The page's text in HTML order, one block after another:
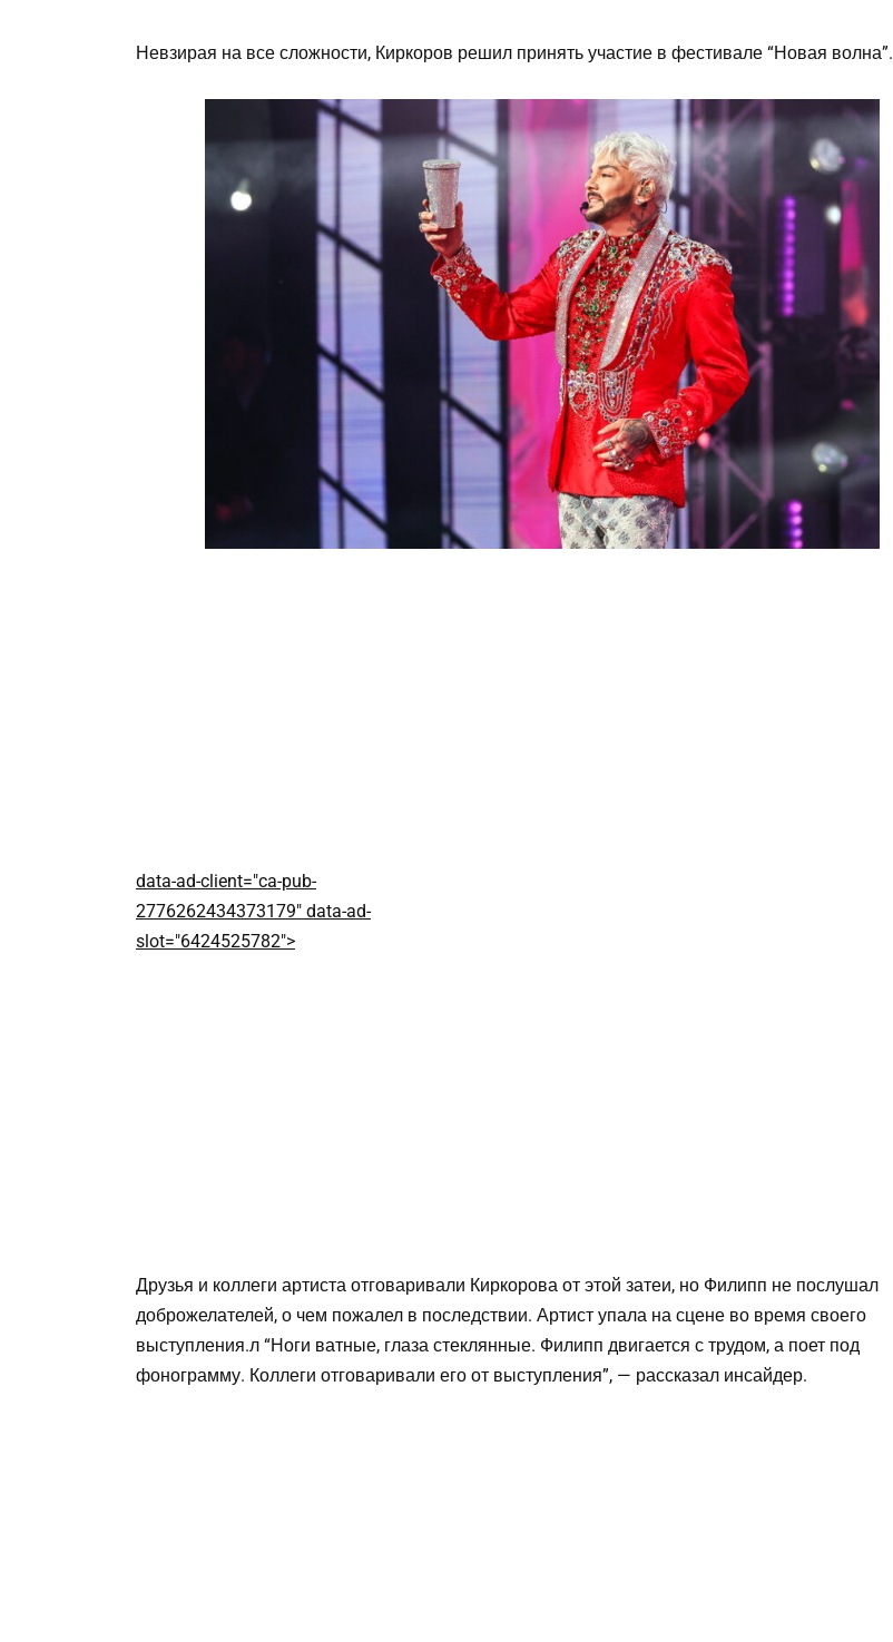
Невзирая на все сложности, Киркоров решил принять участие в фестивале “Новая волна”.
data-ad-client="ca-pub-
2776262434373179" data-ad-
slot="6424525782">
Друзья и коллеги артиста отговаривали Киркорова от этой затеи, но Филипп не послушал
доброжелателей, о чем пожалел в последствии. Артист упала на сцене во время своего
выступления.л “Ноги ватные, глаза стеклянные. Филипп двигается с трудом, а поет под
фонограмму. Коллеги отговаривали его от выступления”, — рассказал инсайдер.